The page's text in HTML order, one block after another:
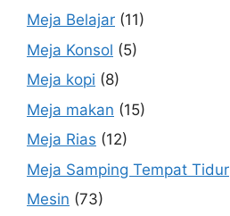
Meja Belajar (11)
Meja Konsol (5)
Meja kopi (8)
Meja makan (15)
Meja Rias (12)
Meja Samping Tempat Tidur
Mesin (73)